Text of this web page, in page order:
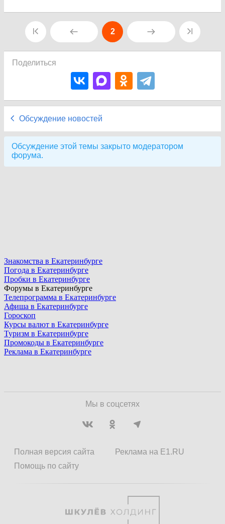
2
Поделиться
Обсуждение новостей
Обсуждение этой темы закрыто модератором
форума.
Знакомства в Екатеринбурге
Погода в Екатеринбурге
Пробки в Екатеринбурге
Форумы в Екатеринбурге
Телепрограмма в Екатеринбурге
Афиша в Екатеринбурге
Гороскоп
Курсы валют в Екатеринбурге
Туризм в Екатеринбурге
Промокоды в Екатеринбурге
Реклама в Екатеринбурге
Мы в соцсетях
Полная версия сайта
Помощь по сайту
Реклама на E1.RU